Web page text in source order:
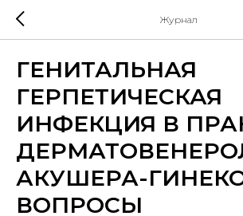
Журнал
ГЕНИТАЛЬНАЯ
ГЕРПЕТИЧЕСКАЯ
ИНФЕКЦИЯ В
АКУШЕРА-
ВОПРОСЫ